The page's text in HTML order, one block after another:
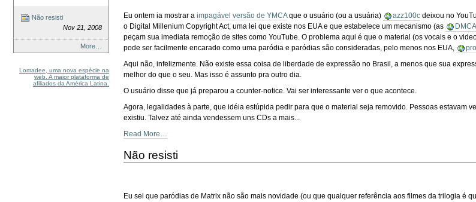
Não resisti
Nov 21, 2008
More…
Lomadee, uma nova espécie na
web. A maior plataforma de
afiliados da América Latina.
Eu ontem ia mostrar aimpagável versão de YMCAque o usuário (ou a usuária) azz100c deixou no
o Digital Millenium Copyright Act, uma lei que existe nos EUA e que estabelece um mecanismo (as
peçam sua imediata remoção de sites como YouTube. O problema aqui é que o material (os vocais e o
pode ser facilmente encarado como uma paródia e paródias são consideradas, pelo menos nos EUA,
Aqui não, infelizmente. Não existe essa coisa de liberdade de expressão no Brasil, a menos que sua
melhor do que o seu. Mas isso é assunto pra outro dia.
O usuário disse que já preparou a counter-notice. Vai ser interessante ver o que acontece.
Agora, legalidades à parte, que idéia estúpida pedir para que o material seja removido. Pessoas estavam
existiu. Talvez até ainda vendessem uns CDs a mais...
Read More…
Não resisti
Eu sei que paródias de Matrix não são mais novidade (ou que qualquer referência aos filmes da trilogia é